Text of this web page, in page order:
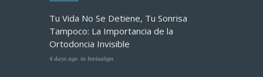
Tu Vida No Se Detiene, Tu Sonrisa
Tampoco: La Importancia de la
Ortodoncia Invisible
4 days ago in Invisalign